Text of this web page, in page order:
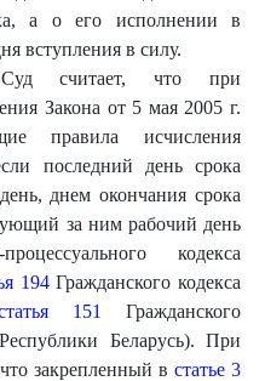
а о его исполнении в
вступления в силу.
Суд считает, что при
Закона от 5 мая 2005 г.
правила исчисления
последний день срока
днем окончания срока
за ним рабочий день
кодекса
194Гражданского кодекса
151
Гражданского
Беларусь). При
закрепленный в статье 3